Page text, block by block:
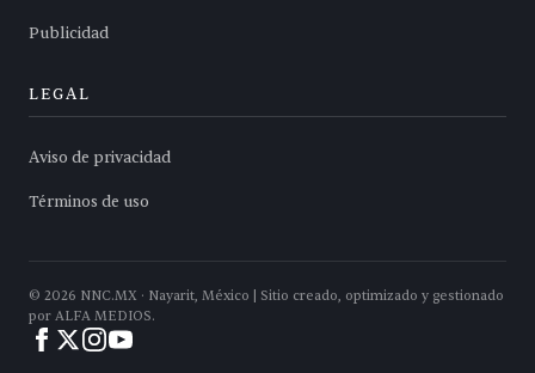
Publicidad
LEGAL
Aviso de privacidad
Términos de uso
© 2026 NNC.MX · Nayarit, México | Sitio creado, optimizado y gestionado
por ALFA MEDIOS.